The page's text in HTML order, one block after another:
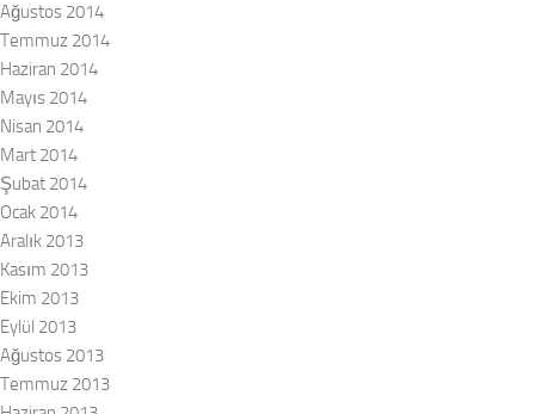
Ağustos 2014
Temmuz 2014
Haziran 2014
Mayıs 2014
Nisan 2014
Mart 2014
Şubat 2014
Ocak 2014
Aralık 2013
Kasım 2013
Ekim 2013
Eylül 2013
Ağustos 2013
Temmuz 2013